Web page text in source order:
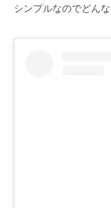
シンプルなのでどん